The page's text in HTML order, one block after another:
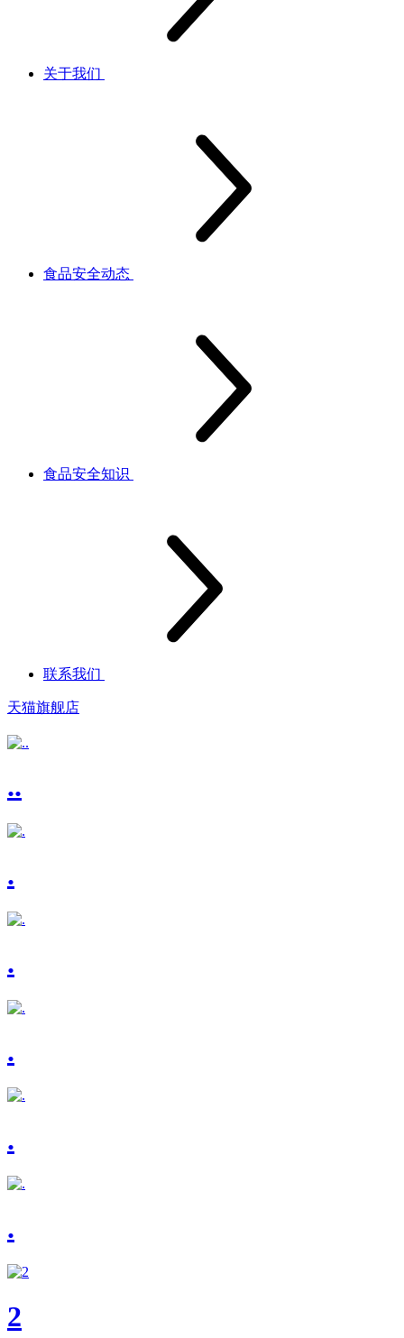
关于我们
食品安全动态
食品安全知识
联系我们
天猫旗舰店
..
.
.
.
.
.
2